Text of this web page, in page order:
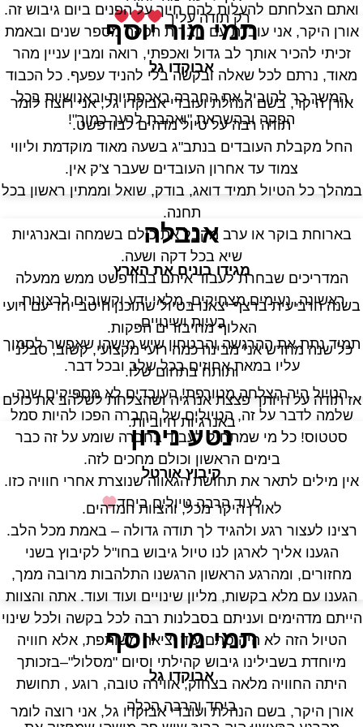
רק תודה עליך
ואתם הצלחתם להעלות להם חיוך על הפנים ביום גיבוש זה.
אורן היקר, אני עובדת עם חברות הפקה מספר שנים ובאמת
זכיתי להכיר אותך לב גדול ואכפתי, רואה ומבין עניין מהר
מאוד, נרתם לכל שאלה ובקשה בלי להניד עפעף. כל הכבוד
המשך כך להוביל את החברה באכפתיות ובאנושיות בכל
הפקה ובהשראת "ואהבת לרעך כמוך"!
תמי מור יוסף
אבוקדו גל
אורן היקר, בשם הנהלת ועובדי אבוקדו גל, אני רוצה לומר
תודה רבה על טיול מדהים לבודפשט.
החל מקבלת העובדים בנתב"ג בשעה מאוד מוקדמת וליווי
צמוד עד אחרון העובדים שעבר צ'ק אין.
כל הטיול תמיד דואג, בודק, שואל וממתין ראשון בכל
תחנה.
בארוחת בוקר או ערב מקבל את כולם בשמחה ובאנרגיות
שיא בכל דקה ושעה.
המדריכים שבחרת לעבוד איתם בבודפשט ממש ממעלה
ראשונה, נעימים מצחיקים, מלאי ידע וקשובים לרצונות,
בעיות ושינויים.
נתת את ההרגשה והבטחון שיש מישהו שאפשר לסמוך
עליו במאת אחוזים בכל שלב ובכל דבר.
תודה על היותך פצצת אנרגיה ושהצלחת לשלהב את כולם
באנרגיות חיוביות.
אנבלה
מגידו בונים את הארץ
הרביעית ברצף יצאנו בטיול שתוכנן היטב יחד עם רועי
האלוף מחיבורים הפקות.
כל שנה מחדש אני מבינה כמה רועי מקצועי, קשוב, סבלני
ותותח בתחום שלו.
הטיול היה הצלחה מטורפת! העובדים לא מספיקים שנה
שלמה לדבר על זה, הטיולים של החברה הפכו להיות סמל
סטטוס! כל מי שמתחיל לעבוד בחברה שומע על זה כבר
בימים הראשון וכולם מחכים לזה.
אין מילים לתאר את תחושת הגאווה שנוצרת אחרי חוויה כזו.
לעוד הרבה טיולים ביחד
נטע נירון
קיבוץ אורטל
לאורן היקר מכל, והצוות המדהים.
רצינו לעצור רגע ולהגיד לך תודה גדולה – באמת מכל הלב.
הגענו אליך לארגן לנו טיול גיבוש בחו"ל לקיבוץ בשני
מחזורים, ומהרגע הראשון הרגשנו התלהבות מרובה ממך,
הגענו עם מלא בקשות, מליון שינויים ועוד ועוד. אתה והצוות
מדהימים ועניתם בסבלנות רבה לכל בקשה ולכל שינוי
הטיול הזה לא היה סתם עוד יציאה משותפת, אלא חוויה
מיוחדת בשבילינו גיבוש קהילתי וסיום "מסלול"–בזכותך
היתה החוויה מלאה בצחוק, אווירה טובה, רוגע , תחושת
ביחד והרבה הכלה
תמי מור יוסף
אבוקדו גל
אורן היקר, בשם הנהלת ועובדי אבוקדו גל, אני רוצה לומר